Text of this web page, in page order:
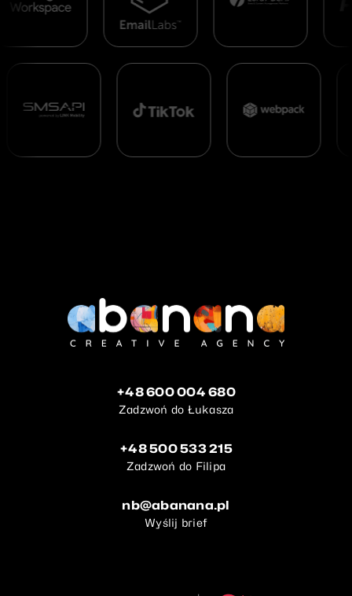
+48 600 004 680
Zadzwoń do Łukasza
+48 500 533 215
Zadzwoń do Filipa
nb@abanana.pl
Wyślij brief